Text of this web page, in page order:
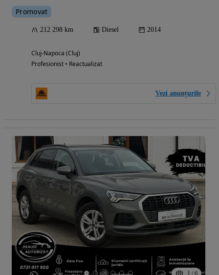
Promovat
212 298 km Diesel 2014
Cluj-Napoca (Cluj)
Profesionist • Reactualizat
Vezi anunțurile
1 / 6